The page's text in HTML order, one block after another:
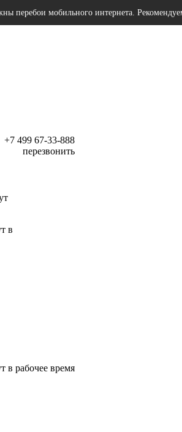
перебои мобильного интернета.
+7 499 67-33-888
перезвонить
в
в рабочее время